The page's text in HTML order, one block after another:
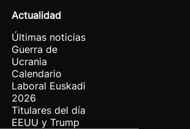
Actualidad
Últimas noticias
Guerra de
Ucrania
Calendario
Laboral Euskadi
2026
Titulares del día
EEUU y Trump